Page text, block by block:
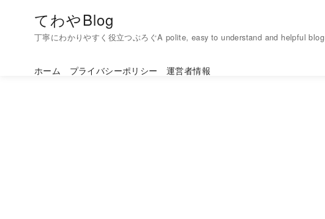
てわやBlog
丁寧にわかりやすく役立つぶろぐA polite, easy to understand and helpful blog
ホーム プライバシーポリシー 運営者情報